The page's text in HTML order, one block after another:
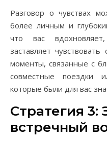
Разговор о чувствах
более личным и
что вас
заставляет
моменты, связанные с
совместные поездки
которые были для вас
Стратегия 3:
встречный